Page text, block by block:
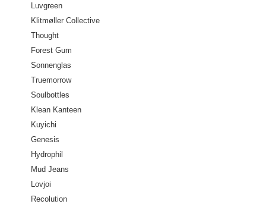
Luvgreen
Klitmøller Collective
Thought
Forest Gum
Sonnenglas
Truemorrow
Soulbottles
Klean Kanteen
Kuyichi
Genesis
Hydrophil
Mud Jeans
Lovjoi
Recolution